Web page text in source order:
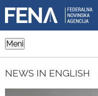
Meni
NEWS IN ENGLISH